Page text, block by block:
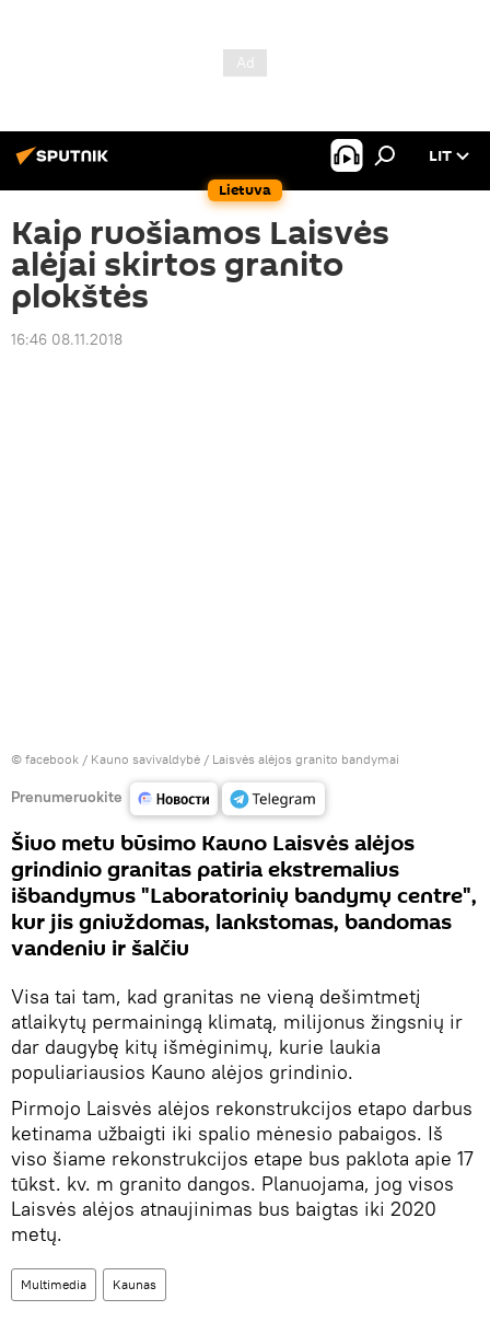
Lietuva
LIT
Kaip ruošiamos Laisvės
alėjai skirtos granito
plokštės
16:46 08.11.2018
© facebook / Kauno savivaldybė / Laisvės alėjos granito bandymai
Prenumeruokite
Šiuo metu būsimo Kauno Laisvės alėjos
grindinio granitas patiria ekstremalius
išbandymus "Laboratorinių bandymų centre",
kur jis gniuždomas, lankstomas, bandomas
vandeniu ir šalčiu
Visa tai tam, kad granitas ne vieną dešimtmetį
atlaikytų permainingą klimatą, milijonus žingsnių ir
dar daugybę kitų išmėginimų, kurie laukia
populiariausios Kauno alėjos grindinio.
Pirmojo Laisvės alėjos rekonstrukcijos etapo darbus
ketinama užbaigti iki spalio mėnesio pabaigos. Iš
viso šiame rekonstrukcijos etape bus paklota apie 17
tūkst. kv. m granito dangos. Planuojama, jog visos
Laisvės alėjos atnaujinimas bus baigtas iki 2020
metų.
Multimedia Kaunas